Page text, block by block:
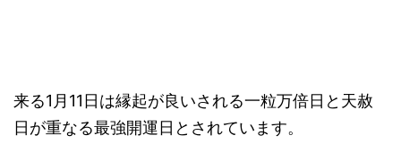
来る1月11日は縁起が良いされる一粒万倍日と天赦
日が重なる最強開運日とされています。